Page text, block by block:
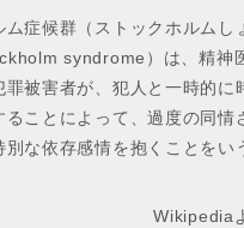
ム症候群（ストックホルムし
syndrome）は、精神
罪被害者が、犯人と一時的に
ることによって、過度の同情
な依存感情を抱くことをい
Wikipedia